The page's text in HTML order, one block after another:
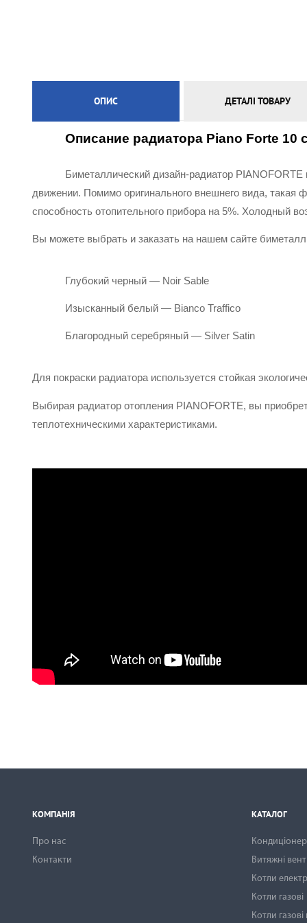
ОПИС ДЕТАЛІ ТОВАРУ
Описание радиатора Piano Forte 10
Биметаллический дизайн-радиатор
движении. Помимо оригинального внешнего вида, такая
способность отопительного прибора на 5%. Холодный
Вы можете выбрать и заказать на нашем сайте
Глубокий черный — Noir Sable
Изысканный белый — Bianco Traffico
Благородный серебряный — Silver Satin
Для покраски радиатора используется стойкая
Выбирая радиатор отопления PIANOFORTE, вы
теплотехническими характеристиками.
КОМПАНІЯ
Про нас
Контакти
КАТАЛОГ
Витяжні
Котли
Котли газові
Котли